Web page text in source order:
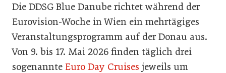
Die DDSG Blue Danube richtet während der
Eurovision-Woche in Wien ein mehrtägiges
Veranstaltungsprogramm auf der Donau aus.
Von 9. bis 17. Mai 2026 finden täglich drei
sogenannte Euro Day Cruises jeweils um